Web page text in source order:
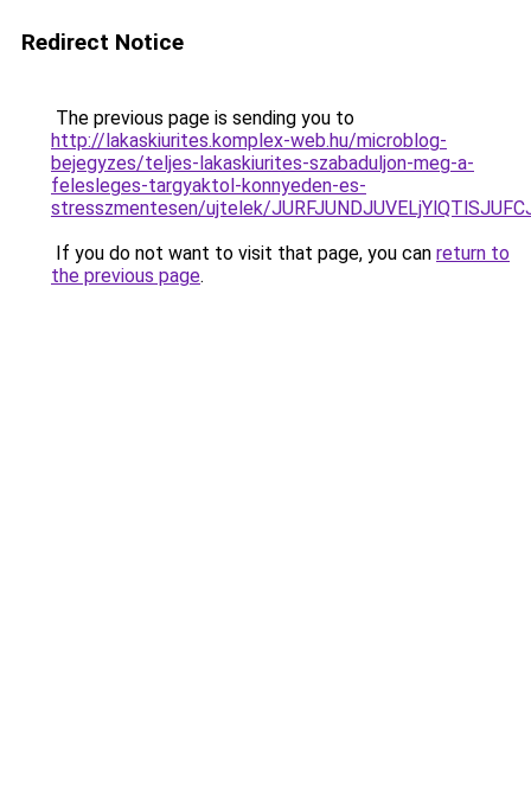
Redirect Notice
The previous page is sending you to
http://lakaskiurites.komplex-web.hu/microblog-
bejegyzes/teljes-lakaskiurites-szabaduljon-meg-a-
felesleges-targyaktol-konnyeden-es-
stresszmentesen/ujtelek/
If you do not want to visit that page, you can return to
the previous page.